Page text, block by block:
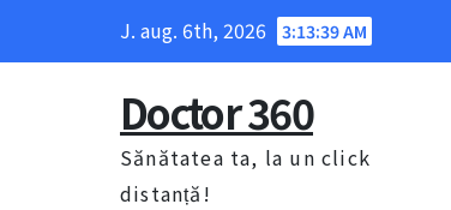
J. aug. 6th, 2026 3:13:39 AM
Doctor 360
Sănătatea ta, la un click
distanță!